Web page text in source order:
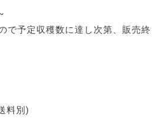
で予定収穫数に達し次第、販売終
料別)